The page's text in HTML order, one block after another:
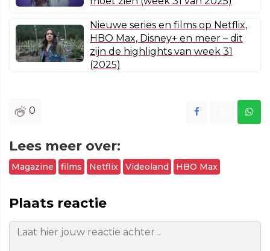
Nieuwe series en films op Netflix,
HBO Max, Disney+ en meer – dit
zijn de highlights van week 31
(2025)
0
Lees meer over:
Magazine films Netflix Videoland HBO Max
Plaats reactie